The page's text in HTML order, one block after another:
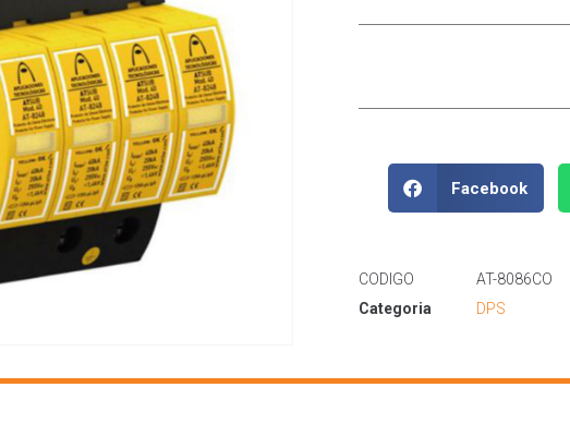
Facebook
CODIGO
AT-8086CO
Categoria
DPS